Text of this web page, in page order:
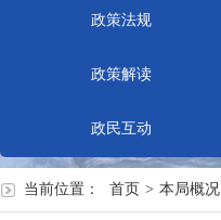
政策法规
政策解读
政民互动
当前位置： 首页 > 本局概况